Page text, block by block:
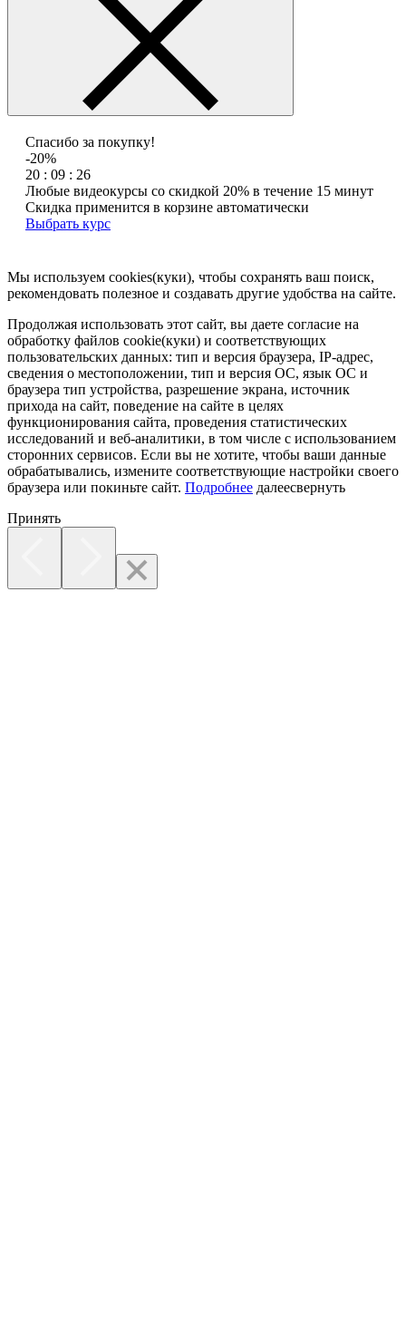
Спасибо за покупку!
-20%
20 : 09 : 26
Любые видеокурсы со скидкой 20% в течение 15 минут
Скидка применится в корзине автоматически
Выбрать курс
Мы используем cookies(куки), чтобы сохранять ваш поиск,
рекомендовать полезное и создавать другие удобства на сайте.
Продолжая использовать этот сайт, вы даете согласие на
обработку файлов cookie(куки) и соответствующих
пользовательских данных: тип и версия браузера, IP-адрес,
сведения о местоположении, тип и версия ОС, язык ОС и
браузера тип устройства, разрешение экрана, источник
прихода на сайт, поведение на сайте в целях
функционирования сайта, проведения статистических
исследований и веб-аналитики, в том числе с использованием
сторонних сервисов. Если вы не хотите, чтобы ваши данные
обрабатывались, измените соответствующие настройки своего
браузера или покиньте сайт. Подробнее далеесвернуть
Принять